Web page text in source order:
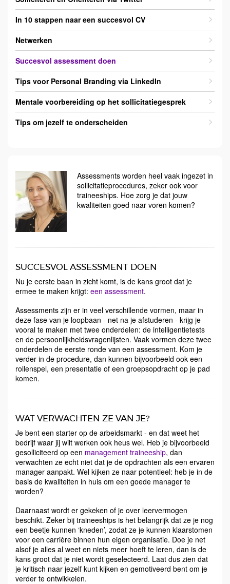
In 10 stappen naar een succesvol CV
Netwerken
Succesvol assessment doen
Tips voor Personal Branding via LinkedIn
Mentale voorbereiding op het sollicitatiegesprek
Tips om jezelf te onderscheiden
Assessments worden heel vaak ingezet in
sollicitatieprocedures, zeker ook voor
traineeships. Hoe zorg je dat jouw
kwaliteiten goed naar voren komen?
SUCCESVOL ASSESSMENT DOEN
Nu je eerste baan in zicht komt, is de kans groot dat je
ermee te maken krijgt: een assessment.
Assessments zijn er in veel verschillende vormen, maar in
deze fase van je loopbaan - net na je afstuderen - krijg je
vooral te maken met twee onderdelen: de intelligentietests
en de persoonlijkheidsvragenlijsten. Vaak vormen deze twee
onderdelen de eerste ronde van een assessment. Kom je
verder in de procedure, dan kunnen bijvoorbeeld ook een
rollenspel, een presentatie of een groepsopdracht op je pad
komen.
WAT VERWACHTEN ZE VAN JE?
Je bent een starter op de arbeidsmarkt - en dat weet het
bedrijf waar jij wilt werken ook heus wel. Heb je bijvoorbeeld
gesolliciteerd op een management traineeship, dan
verwachten ze echt niet dat je de opdrachten als een ervaren
manager aanpakt. Wel kijken ze naar potentieel: heb je in de
basis de kwaliteiten in huis om een goede manager te
worden?
Daarnaast wordt er gekeken of je over leervermogen
beschikt. Zeker bij traineeships is het belangrijk dat ze je nog
een beetje kunnen ‘kneden’, zodat ze je kunnen klaarstomen
voor een carrière binnen hun eigen organisatie. Doe je net
alsof je alles al weet en niets meer hoeft te leren, dan is de
kans groot dat je niet wordt geselecteerd. Laat dus zien dat
je kritisch naar jezelf kunt kijken en gemotiveerd bent om je
verder te ontwikkelen.